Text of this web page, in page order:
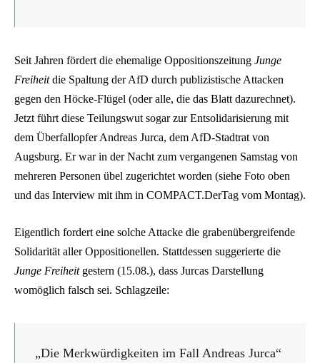
Seit Jahren fördert die ehemalige Oppositionszeitung Junge
Freiheitdie Spaltung der AfD durch publizistische Attacken
gegen den Höcke-Flügel (oder alle, die das Blatt dazurechnet).
Jetzt führt diese Teilungswut sogar zur Entsolidarisierung mit
dem Überfallopfer Andreas Jurca, dem AfD-Stadtrat von
Augsburg. Er war in der Nacht zum vergangenen Samstag von
mehreren Personen übel zugerichtet worden (siehe Foto oben
und das Interview mit ihm in COMPACT.DerTag vom Montag).
Eigentlich fordert eine solche Attacke die grabenübergreifende
Solidarität aller Oppositionellen. Stattdessen suggerierte die
Junge Freiheitgestern (15.08.), dass Jurcas Darstellung
womöglich falsch sei. Schlagzeile:
„Die Merkwürdigkeiten im Fall Andreas Jurca“